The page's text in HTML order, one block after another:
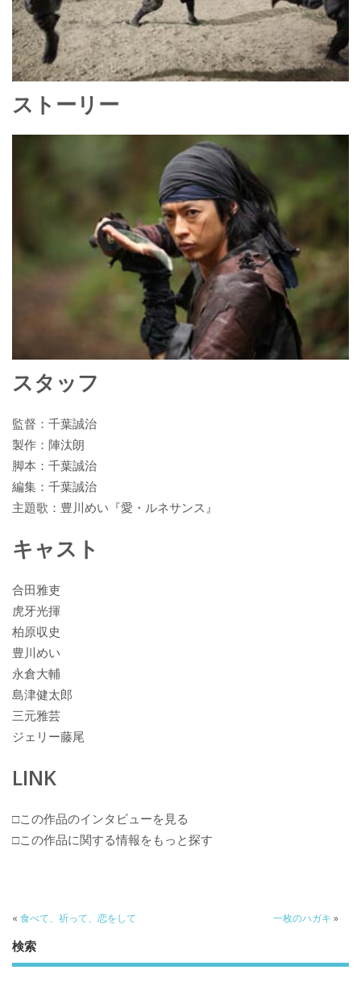
ストーリー
スタッフ
監督：千葉誠治
製作：陣汰朗
脚本：千葉誠治
編集：千葉誠治
主題歌：豊川めい『愛・ルネサンス』
キャスト
合田雅吏
虎牙光揮
柏原収史
豊川めい
永倉大輔
島津健太郎
三元雅芸
ジェリー藤尾
LINK
□この作品のインタビューを見る
□この作品に関する情報をもっと探す
« 食べて、祈って、恋をして 一枚のハガキ »
検索